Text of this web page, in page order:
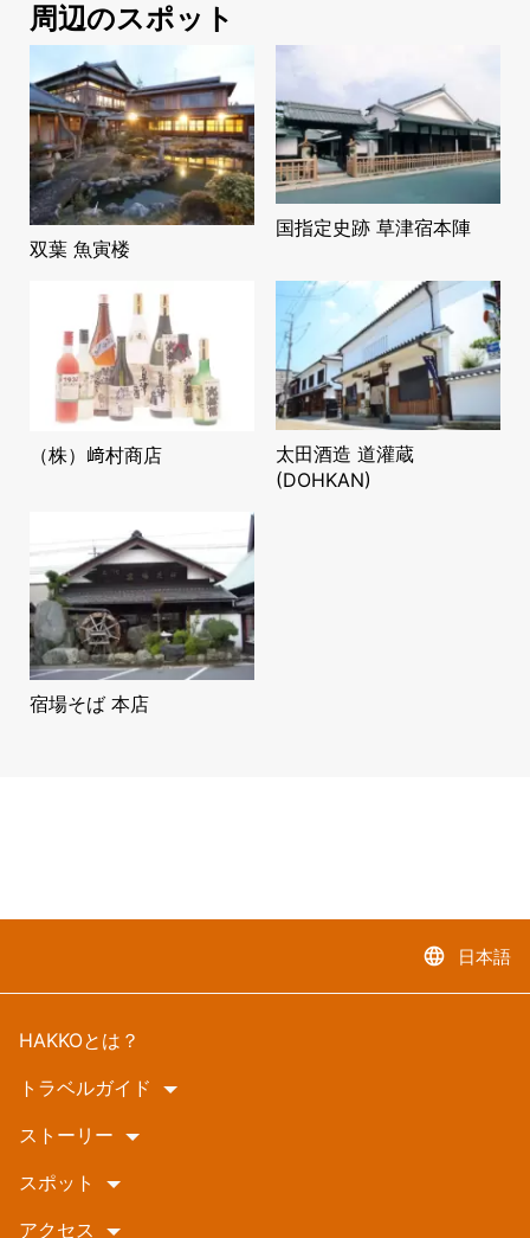
周辺のスポット
双葉 魚寅楼
国指定史跡 草津宿本陣
（株）﨑村商店
太田酒造 道灌蔵
(DOHKAN)
宿場そば 本店
language 日本語
HAKKOとは？
トラベルガイド
ストーリー
スポット
アクセス